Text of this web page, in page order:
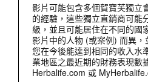
影片可能包含多個賀寶芙獨立
的經驗，這些獨立直銷商可能
級，並且可能居住在不同的國
影片中的人物 (或案例) 而異
您在今後能達到相同的收入水
業地區之最近期的財務表現數
Herbalife.com 或
營養專家揭密 健康早餐的好處
營養專家向您推薦#賀寶芙營養早餐，不僅可以
重管理計畫及提振精神。簡單的健康早餐組合